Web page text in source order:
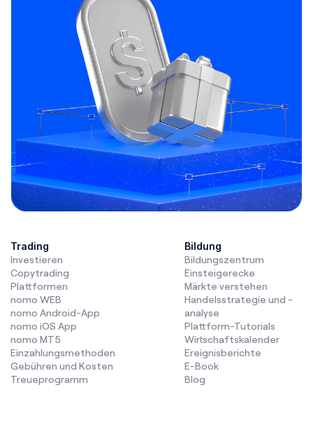
Trading
Investieren
Copytrading
Plattformen
nomo WEB
nomo Android-App
nomo iOS App
nomo MT5
Einzahlungsmethoden
Gebühren und Kosten
Treueprogramm
Bildung
Bildungszentrum
Einsteigerecke
Märkte verstehen
Handelsstrategie und -
analyse
Plattform-Tutorials
Wirtschaftskalender
Ereignisberichte
E-Book
Blog